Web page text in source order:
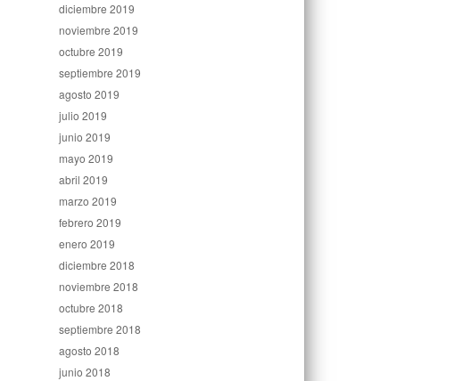
diciembre 2019
noviembre 2019
octubre 2019
septiembre 2019
agosto 2019
julio 2019
junio 2019
mayo 2019
abril 2019
marzo 2019
febrero 2019
enero 2019
diciembre 2018
noviembre 2018
octubre 2018
septiembre 2018
agosto 2018
junio 2018